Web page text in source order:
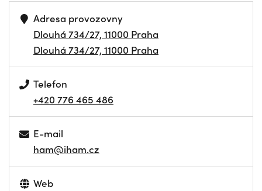
Adresa provozovny
Dlouhá 734/27, 11000 Praha
Dlouhá 734/27, 11000 Praha
Telefon
+420 776 465 486
E-mail
ham@iham.cz
Web